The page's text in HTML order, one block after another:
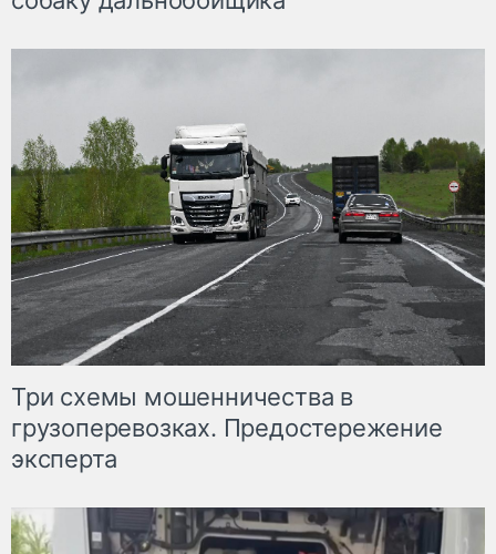
Три схемы мошенничества в
грузоперевозках. Предостережение
эксперта